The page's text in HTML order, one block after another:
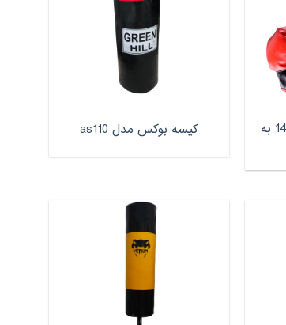
کیسه بوکس مدل 143881.1 به کیسه بوکس مدل as110